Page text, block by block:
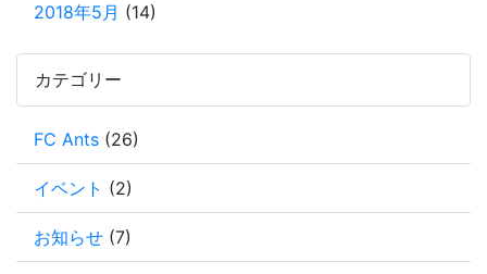
2018年5月 (14)
カテゴリー
FC Ants (26)
イベント (2)
お知らせ (7)